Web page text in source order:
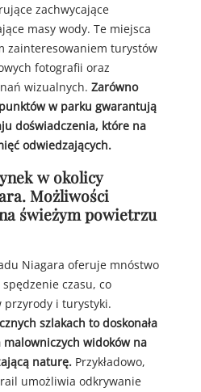
zachwycające
masy wody. Te miejsca
zainteresowaniem turystów
fotografii oraz
wizualnych. Zarówno
w parku gwarantują
doświadczenia, które na
odwiedzających.
w okolicy
Możliwości
świeżym powietrzu
Niagara oferuje mnóstwo
czasu, co
przyrody i turystyki.
szlakach to doskonała
widoków na
naturę. Przykładowo,
umożliwia odkrywanie